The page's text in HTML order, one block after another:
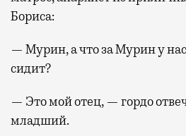
Бориса:
— Мурин, а что за Мурин у
сидит?
— Это мой отец, — гордо
младший.